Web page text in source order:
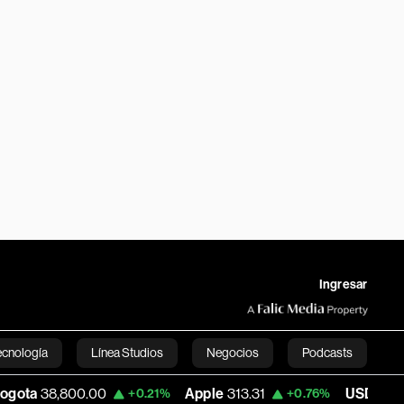
Ingresar
Línea Studios Negocios Podcasts
English+0.21% Apple 313.31 +0.76% USD COP 3,165.92